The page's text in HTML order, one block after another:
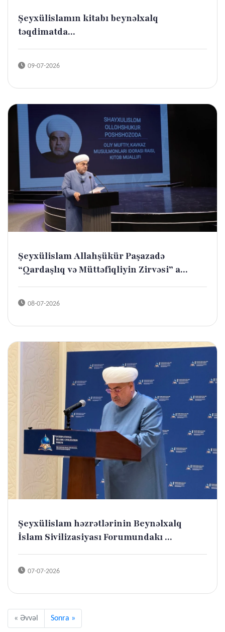
Şeyxülislamın kitabı beynəlxalq
təqdimatda...
09-07-2026
Şeyxülislam Allahşükür Paşazadə
“Qardaşlıq və Müttəfiqliyin Zirvəsi” a...
08-07-2026
Şeyxülislam həzrətlərinin Beynəlxalq
İslam Sivilizasiyası Forumundakı ...
07-07-2026
« Əvvəl Sonra »